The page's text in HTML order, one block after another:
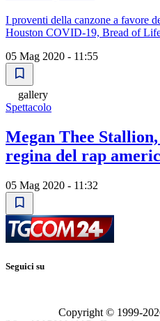
I proventi della canzone a favore
Houston COVID-19, Bread of
05 Mag 2020 - 11:55
gallery
Spettacolo
Megan Thee
regina del rap
05 Mag 2020 - 11:32
Seguici su
Copyright © 1999-